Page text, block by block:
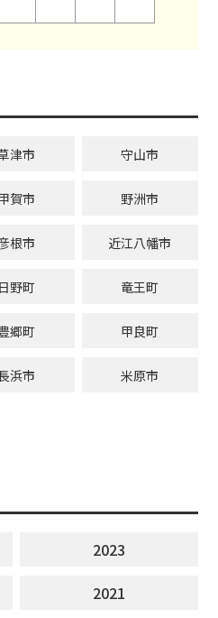
津市 守山市
賀市 野洲市
根市 近江八幡市
日野町 竜王町
郷町 甲良町
浜市 米原市
2023
2021